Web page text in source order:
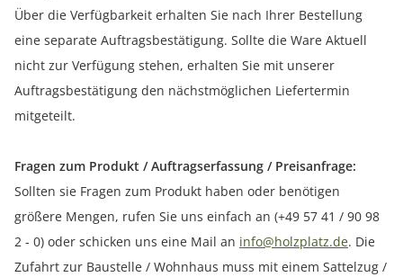
Über die Verfügbarkeit erhalten Sie nach Ihrer Bestellung
eine separate Auftragsbestätigung. Sollte die Ware Aktuell
nicht zur Verfügung stehen, erhalten Sie mit unserer
Auftragsbestätigung den nächstmöglichen Liefertermin
mitgeteilt.
Fragen zum Produkt / Auftragserfassung / Preisanfrage:
Sollten sie Fragen zum Produkt haben oder benötigen
größere Mengen, rufen Sie uns einfach an (+49 57 41 / 90 98
2 - 0) oder schicken uns eine Mail an info@holzplatz.de. Die
Zufahrt zur Baustelle / Wohnhaus muss mit einem Sattelzug /